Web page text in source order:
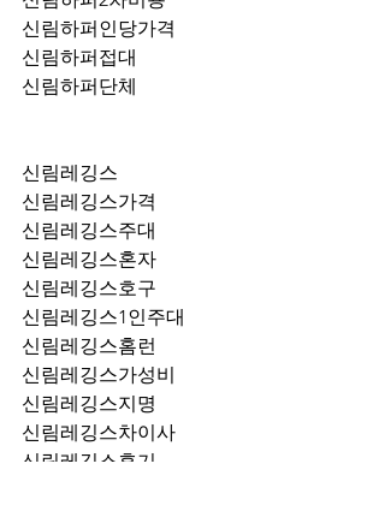
신림하퍼인당가격
신림하퍼접대
신림하퍼단체
신림레깅스
신림레깅스가격
신림레깅스주대
신림레깅스혼자
신림레깅스호구
신림레깅스1인주대
신림레깅스홈런
신림레깅스가성비
신림레깅스지명
신림레깅스차이사
신림레깅스후기